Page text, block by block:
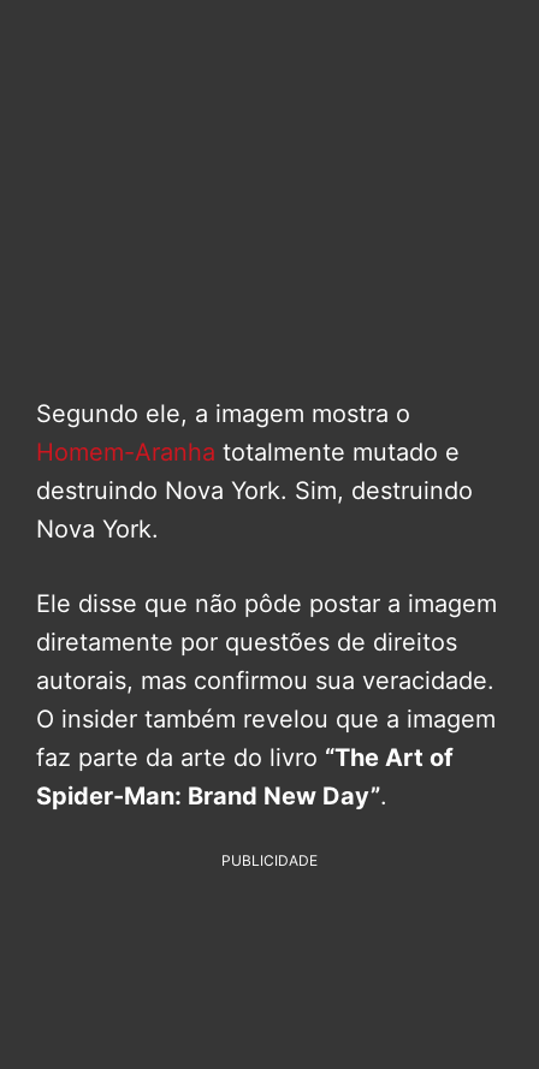
Segundo ele, a imagem mostra o
Homem-Aranha totalmente mutado e
destruindo Nova York. Sim, destruindo
Nova York.
Ele disse que não pôde postar a imagem
diretamente por questões de direitos
autorais, mas confirmou sua veracidade.
O insider também revelou que a imagem
faz parte da arte do livro “The Art of
Spider-Man: Brand New Day”.
PUBLICIDADE